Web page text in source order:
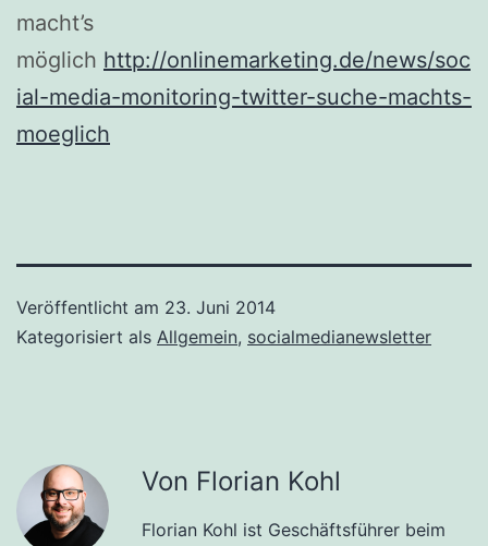
macht’s
möglich http://onlinemarketing.de/news/soc
ial-media-monitoring-twitter-suche-machts-
moeglich
Veröffentlicht am 23. Juni 2014
Kategorisiert als Allgemein, socialmedianewsletter
Von Florian Kohl
Florian Kohl ist Geschäftsführer beim